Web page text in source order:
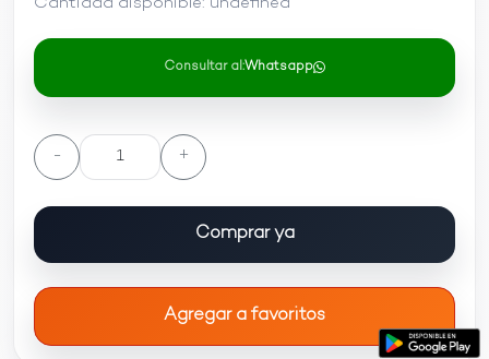
Cantidad disponible: undefined
Consultar al:Whatsapp
- +
Comprar ya
Agregar a favoritos